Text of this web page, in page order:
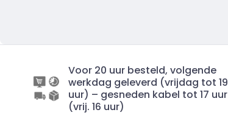
Voor 20 uur besteld, volgende
werkdag geleverd (vrijdag tot 19
uur) – gesneden kabel tot 17 uur
(vrij. 16 uur)